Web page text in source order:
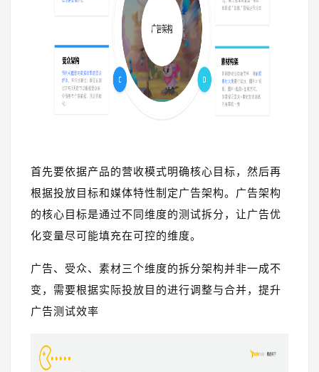
首先要依据产品的营收模式明确核心目标，然后再
根据投放目标和媒体特性制定广告架构。广告架构
的核心目标是通过不同维度的测试拆分，让广告优
化变量尽可能填充在可控的维度。
广告、受众、素材三个维度的拆分架构并非一成不
变，需要根据实际投放目的进行调整与合并，提升
广告测试效率